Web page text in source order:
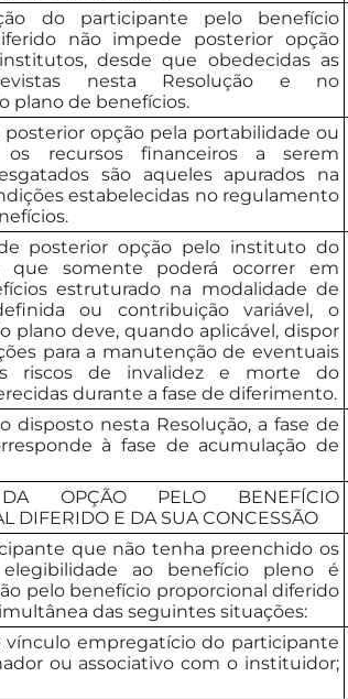
do participante pelo benefício
não impede posterior opção
desde que obedecidas as
nesta Resolução e no
plano de benefícios.
posterior opção pela portabilidade ou
os recursos financeiros a serem
são aqueles apurados na
estabelecidas no regulamento
posterior opção pelo instituto do
que somente poderá ocorrer em
estruturado na modalidade de
ou contribuição variável, o
plano deve, quando aplicável, dispor
para a manutenção de eventuais
riscos de invalidez e morte do
durante a fase de diferimento.
disposto nesta Resolução, a fase de
à fase de acumulação de
OPÇÃO PELO BENEFÍCIO
DIFERIDO E DA SUA CONCESSÃO
que não tenha preenchido os
ao benefício pleno é
pelo benefício proporcional diferido
das seguintes situações:
vínculo empregatício do participante
ou associativo com o instituidor;